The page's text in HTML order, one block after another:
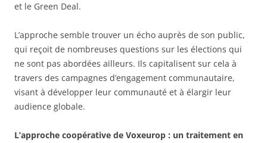
et le Green Deal.
L’approche semble trouver un écho auprès de son public,
qui reçoit de nombreuses questions sur les élections qui
ne sont pas abordées ailleurs. Ils capitalisent sur cela à
travers des campagnes d’engagement communautaire,
visant à développer leur communauté et à élargir leur
audience globale.
L’approche coopérative de Voxeurop : un traitement en